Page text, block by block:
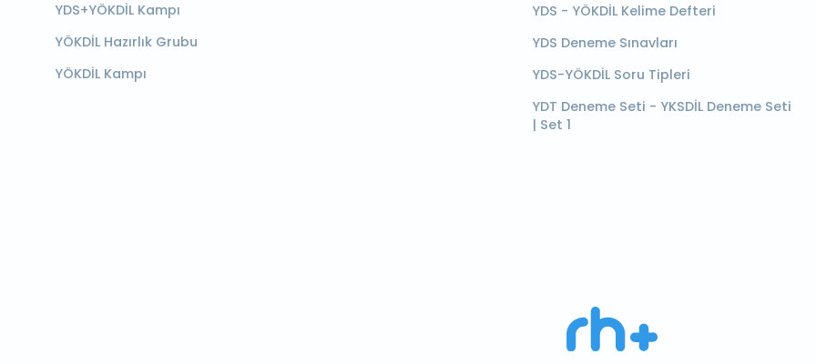
YDS+YÖKDİL Kampı
YÖKDİL Hazırlık Grubu
YÖKDİL Kampı
YDS - YÖKDİL Kelime Defteri
YDS Deneme Sınavları
YDS-YÖKDİL Soru Tipleri
YDT Deneme Seti - YKSDİL Deneme Seti
| Set 1